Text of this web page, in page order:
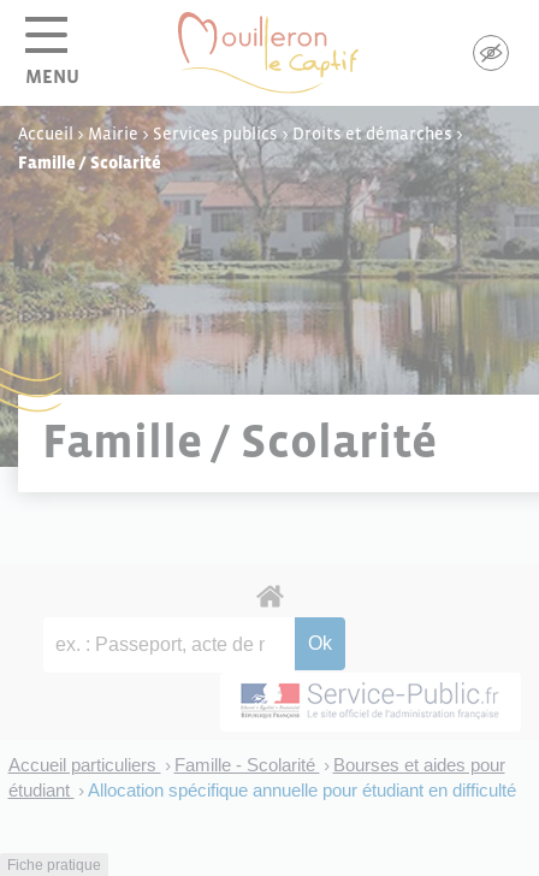
MENU
Accueil >Mairie> Services publics>Droits et démarches>
Famille / Scolarité
Famille / Scolarité
Accueil particuliers > Famille - Scolarité > Bourses et aides pour
étudiant > Allocation spécifique annuelle pour étudiant en difficulté
Fiche pratique
Panneau de gestion des cookies